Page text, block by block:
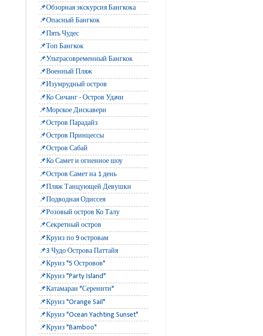
📌Обзорная экскурсия Бангкока
📌Опасный Бангкок
📌Пять Чудес
📌Топ Бангкок
📌Ультрасовременный Бангкок
📌Военный Пляж
📌Изумрудный остров
📌Ко Сичанг - Остров Удачи
📌Морское Дискавери
📌Остров Парадайз
📌Остров Принцессы
📌Остров Сабай
📌Ко Самет и огненное шоу
📌Остров Самет на 1 день
📌Пляж Танцующей Девушки
📌Подводная Одиссея
📌Розовый остров Ко Талу
📌Секретный остров
📌Круиз по 9 островам
📌3 Чудо Острова Паттайя
📌Круиз "5 Островов"
📌Круиз "Party Island"
📌Катамаран "Серенити"
📌Круиз "Orange Sail"
📌Круиз "Ocean Yachting Sunset"
📌Круиз "Bamboo"